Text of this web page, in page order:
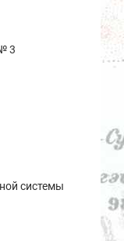
3
системы